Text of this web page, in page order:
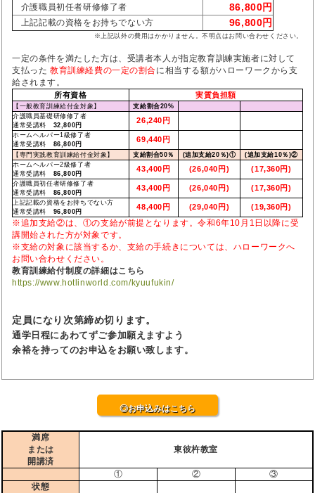
介護職員初任者研修修了者 86,800円
上記記載の資格をお持ちでない方 96,800円
※上記以外の費用はかかりません。不明点はお問い合わせください。
一定の条件を満たした方は、受講者本人が指定教育訓練実施者に対して
支払った 教育訓練経費の一定の割合に相当する額がハローワークから支
給されます。
所有資格 実質負担額
【一般教育訓練給付金対象】 支給割合20%
介護職員基礎研修修了者
通常受講料 32,800円
26,240円
ホームヘルパー1級修了者
通常受講料 86,800円
69,440円
【専門実践教育訓練給付金対象】 支給割合50％ (追加支給20％)① (追加支給10％)②
ホームヘルパー2級修了者
通常受講料 86,800円
43,400円 (26,040円) (17,360円)
介護職員初任者研修修了者
通常受講料 86,800円
43,400円 (26,040円) (17,360円)
上記記載の資格をお持ちでない方
通常受講料 96,800円
48,400円 (29,040円) (19,360円)
※追加支給②は、①の支給が前提となります。令和6年10月1日以降に受
講開始された方が対象です。
※支給の対象に該当するか、支給の手続きについては、ハローワークへ
お問い合わせください。
教育訓練給付制度の詳細はこちら
https://www.hotlinworld.com/kyuufukin/
定員になり次第締め切ります。
通学日程にあわてずご参加願えますよう
余裕を持ってのお申込をお願い致します。
◎お申込みはこちら
満席
または
開講済
東彼杵教室
① ②
③
状態